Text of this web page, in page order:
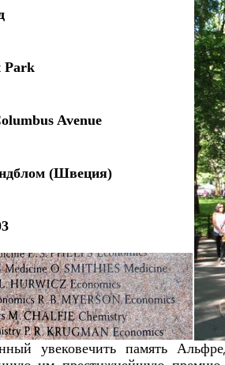
Park
Avenue
(Швеция)
увековечить память